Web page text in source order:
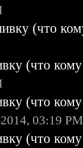
(что
(что
(что
03:19 PM
(что